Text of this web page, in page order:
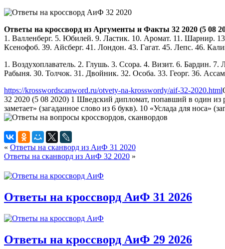
Ответы на кроссворд из Аргументы и Факты 32 2020 (5 08
1. Валленберг. 5. Юбилей. 9. Ластик. 10. Аромат. 11. Шарнир.
Ксенофоб. 39. Айсберг. 41. Лондон. 43. Гагат. 45. Лепс. 46.
1. Воздухоплаватель. 2. Глушь. 3. Ссора. 4. Визит. 6. Бардин.
Рабыня. 30. Толчок. 31. Двойник. 32. Особа. 33. Георг. 36.
https://krosswordscanword.ru/otvety-na-krosswordy/aif-32-2020.html
32 2020 (5 08 2020) 1 Шведский дипломат, попавший в один из
заметает» (загаданное слово из 6 букв). 10 «Услада для носа»
« Ответы на сканворд из АиФ 31 2020
Ответы на сканворд из АиФ 32 2020 »
Ответы на кроссворд АиФ 31 2026
Ответы на кроссворд АиФ 29 2026